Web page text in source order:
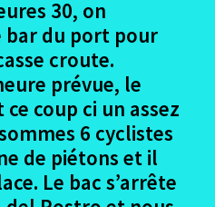
chemin primitif
primitif
Compostella
30, on
bar du port pour
croute.
prévue, le
ce coup ci un assez
6 cyclistes
de piétons et il
Le bac s’arrête